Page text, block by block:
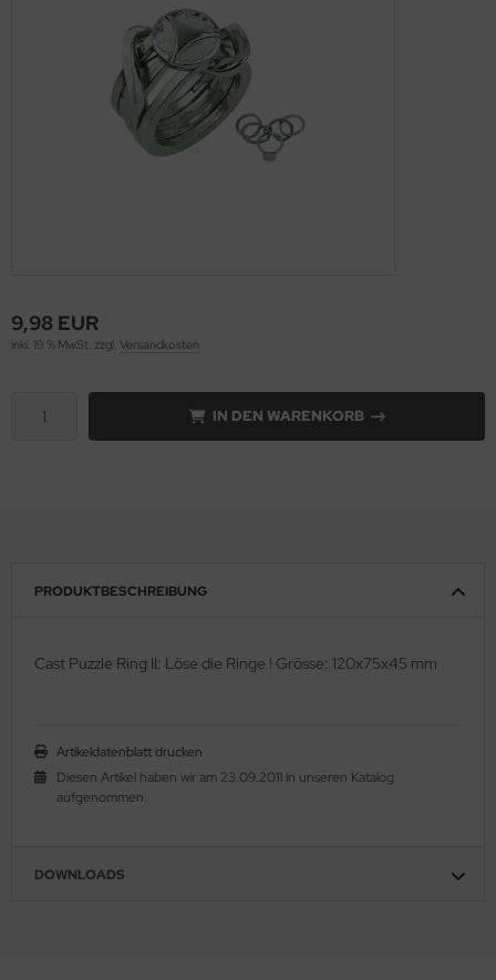
9,98 EUR
inkl. 19 % MwSt. zzgl. Versandkosten
IN DEN WARENKORB
PRODUKTBESCHREIBUNG
Cast Puzzle Ring II: Löse die Ringe ! Grösse: 120x75x45 mm
Artikeldatenblatt drucken
Diesen Artikel haben wir am 23.09.2011 in unseren Katalog
aufgenommen.
DOWNLOADS